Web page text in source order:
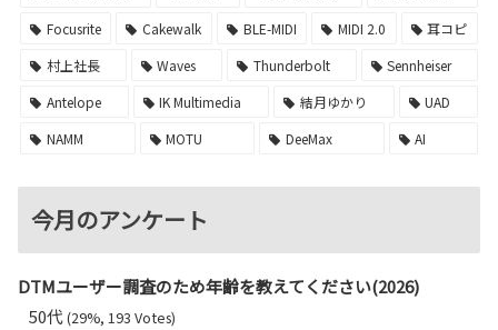
Focusrite
Cakewalk BLE-MIDI MIDI 2.0
耳コピ
村上社長
Waves Thunderbolt
Sennheiser
Antelope
IK Multimedia 結月ゆかり
UAD
NAMM
MOTU DeeMax AI
今月のアンケート
DTMユーザー調査のため年齢を教えてください(2026)
50代(29%, 193 Votes)